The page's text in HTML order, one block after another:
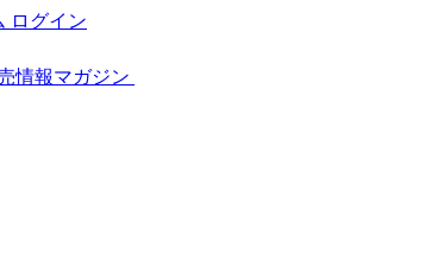
ログイン
情報マガジン